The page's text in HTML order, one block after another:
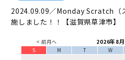
2024.09.09／Monday Scratch（
施しました！！【滋賀県草津市】
< 前月へ 2026年8月
S M T W